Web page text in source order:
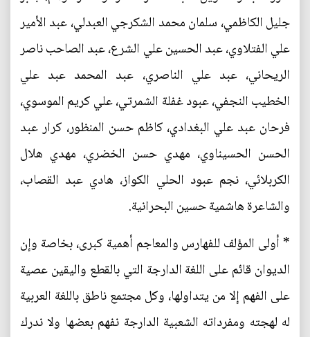
جليل الكاظمي، سلمان محمد الشكرجي العبدلي، عبد الأمير
علي الفتلاوي، عبد الحسين علي الشرع، عبد الصاحب ناصر
الريحاني، عبد علي الناصري، عبد المحمد عبد علي
الخطيب النجفي، عبود غفلة الشمرتي، علي كريم الموسوي،
فرحان عبد علي البغدادي، كاظم حسن المنظور، كرار عبد
الحسن الحسيناوي، مهدي حسن الخضري، مهدي هلال
الكربلائي، نجم عبود الحلي الكواز، هادي عبد القصاب،
والشاعرة هاشمية حسين البحرانية.
* أولى المؤلف للفهارس والمعاجم أهمية كبرى، بخاصة وإن
الديوان قائم على اللغة الدارجة التي بالقطع واليقين عصية
على الفهم إلا من يتداولها، وكل مجتمع ناطق باللغة العربية
له لهجته ومفرداته الشعبية الدارجة نفهم بعضها ولا ندرك